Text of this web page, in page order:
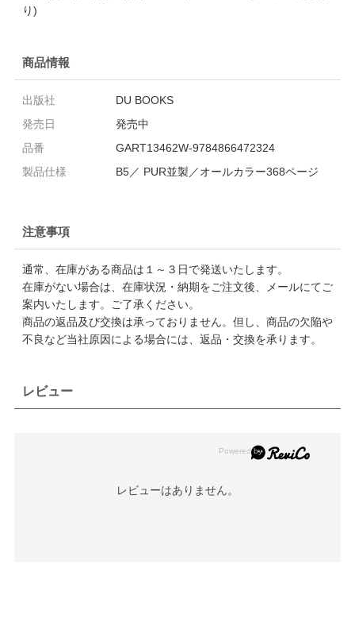
り)
商品情報
出版社
DU BOOKS
発売日
発売中
品番
GART13462W-9784866472324
製品仕様
B5／ PUR並製／オールカラー368ページ
注意事項
通常、在庫がある商品は１～３日で発送いたします。
在庫がない場合は、在庫状況・納期をご注文後、メールにてご
案内いたします。ご了承ください。
商品の返品及び交換は承っておりません。但し、商品の欠陥や
不良など当社原因による場合には、返品・交換を承ります。
レビュー
レビューはありません。